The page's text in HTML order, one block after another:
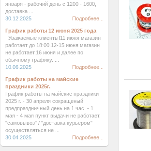
января - рабочий день с 1200 - 1600,
доставка ...
30.12.2025
Подробнее...
График работы 12 июня 2025 года
Уважаемые клиенты!11 июня магазин
работает до 18:00.12-15 июня магазин
не работает.16 июня и далее по
обычному графику. ...
10.06.2025
Подробнее...
График работы на майские
праздники 2025г.
График работы на майские праздники
2025 г.:- 30 апреля сокращеный
предпраздничный день на 1 час. - 1
мая - 4 мая пункт выдачи не работает,
"самовывоз" / "доставка курьером"
осуществляться не ...
30.04.2025
Подробнее...